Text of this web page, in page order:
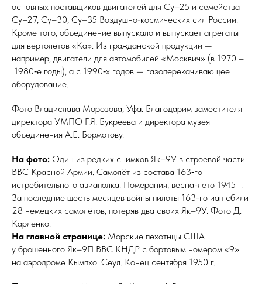
основных поставщиков двигателей для Су–25 и семейства
Су–27, Су–30, Су–35 Воздушно‑космических сил России.
Кроме того, объеди­нение выпус­кало и выпускает агрегаты
для вертолётов «Ка». Из гражданской продукции —
например, двигатели для автомобилей «Москвич» (в 1970 –
1980‑е годы), а с 1990‑х годов — газо­пере­качи­ваю­щее
оборудование.
Фото Владислава Морозова, Уфа. Благодарим заместителя
директора УМПО Г.Я. Букреева и директора музея
объединения А.Е. Бормотову.
На фото: Один из редких снимков Як–9У в строевой части
ВВС Красной Армии. Самолёт из состава 163‑го
истребительного авиаполка. Померания, весна-лето 1945 г.
За последние шесть месяцев войны пилоты 163-го иап сбили
28 немецких самолётов, потеряв два своих Як–9У. Фото Д.
Карленко.
На главной странице: Морские пехотнцы США
у брошенного Як–9П ВВС КНДР с бортовым номером «9»
на аэро­дро­ме Кымпхо. Сеул. Конец сентября 1950 г.